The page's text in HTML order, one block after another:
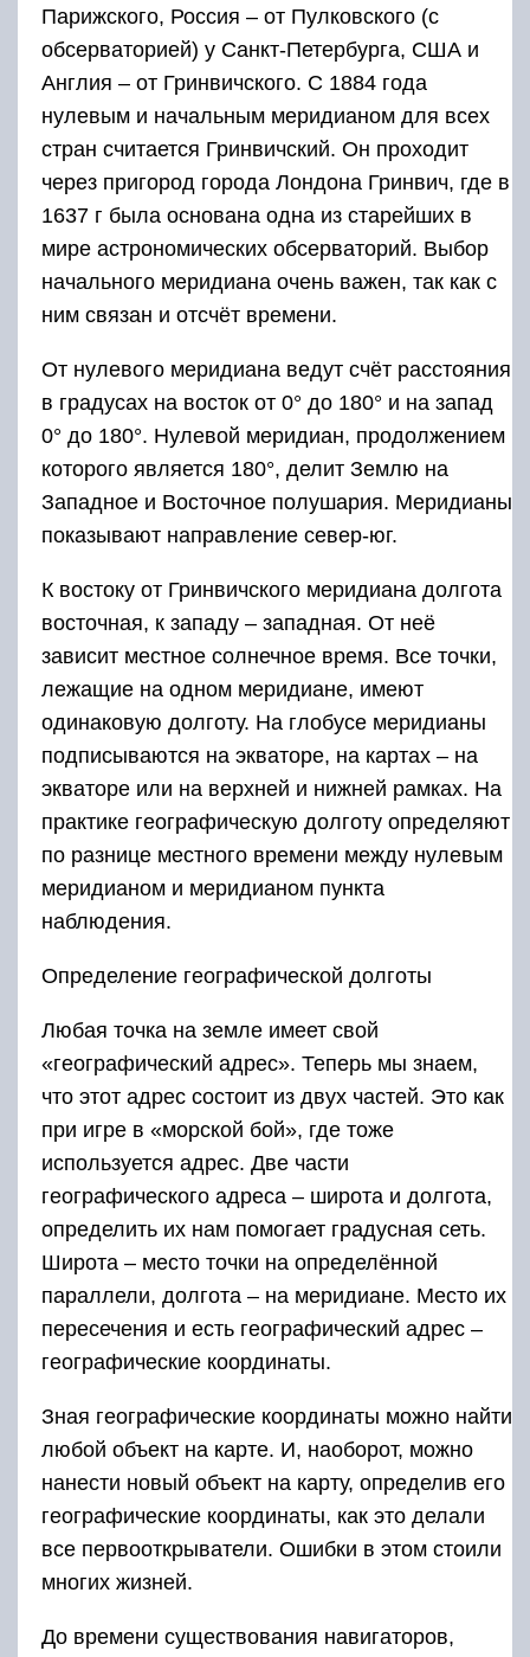
Парижского, Россия – от Пулковского (с
обсерваторией) у Санкт-Петербурга, США и
Англия – от Гринвичского. С 1884 года
нулевым и начальным меридианом для всех
стран считается Гринвичский. Он проходит
через пригород города Лондона Гринвич, где в
1637 г была основана одна из старейших в
мире астрономических обсерваторий. Выбор
начального меридиана очень важен, так как с
ним связан и отсчёт времени.
От нулевого меридиана ведут счёт расстояния
в градусах на восток от 0° до 180° и на запад
0° до 180°. Нулевой меридиан, продолжением
которого является 180°, делит Землю на
Западное и Восточное полушария. Меридианы
показывают направление север-юг.
К востоку от Гринвичского меридиана долгота
восточная, к западу – западная. От неё
зависит местное солнечное время. Все точки,
лежащие на одном меридиане, имеют
одинаковую долготу. На глобусе меридианы
подписываются на экваторе, на картах – на
экваторе или на верхней и нижней рамках. На
практике географическую долготу определяют
по разнице местного времени между нулевым
меридианом и меридианом пункта
наблюдения.
Определение географической долготы
Любая точка на земле имеет свой
«географический адрес». Теперь мы знаем,
что этот адрес состоит из двух частей. Это как
при игре в «морской бой», где тоже
используется адрес. Две части
географического адреса – широта и долгота,
определить их нам помогает градусная сеть.
Широта – место точки на определённой
параллели, долгота – на меридиане. Место их
пересечения и есть географический адрес –
географические координаты.
Зная географические координаты можно найти
любой объект на карте. И, наоборот, можно
нанести новый объект на карту, определив его
географические координаты, как это делали
все первооткрыватели. Ошибки в этом стоили
многих жизней.
До времени существования навигаторов,